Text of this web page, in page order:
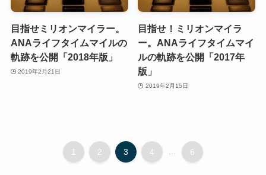
目指せミリオンマイラー。
ANAライフタイムマイルの
軌跡を公開「2018年版」
2019年2月21日
目指せ！ミリオンマイラ
ー。ANAライフタイムマイ
ルの軌跡を公開「2017年
版」
2019年2月15日
1 2 3 4 6